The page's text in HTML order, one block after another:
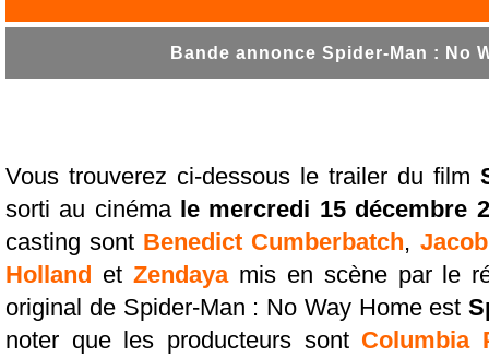
Bande annonce Spider-Man : No
Vous trouverez ci-dessous le trailer du film
sorti au cinéma le mercredi 15 décembre
casting sont Benedict Cumberbatch,
Holland et Zendayamis en scène par le
original de Spider-Man : No Way Home est
noter que les producteurs sont Columbia